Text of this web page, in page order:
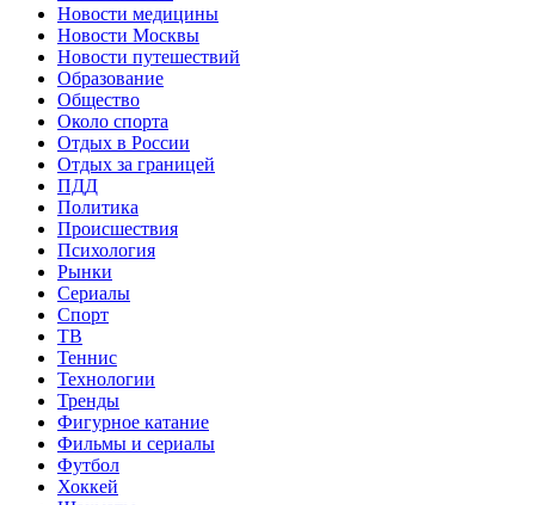
Новости медицины
Новости Москвы
Новости путешествий
Образование
Общество
Около спорта
Отдых в России
Отдых за границей
ПДД
Политика
Происшествия
Психология
Рынки
Сериалы
Спорт
ТВ
Теннис
Технологии
Тренды
Фигурное катание
Фильмы и сериалы
Футбол
Хоккей